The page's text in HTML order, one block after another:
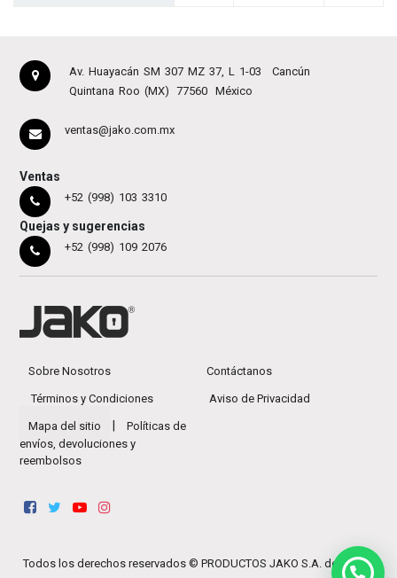
Av. Huayacán SM 307 MZ 37, L 1-03
Cancún
Quintana Roo (MX)
77560 México
ventas@jako.com.mx
Ventas
+52 (998) 103 3310
Quejas y sugerencias
+52 (998) 109 2076
Sobre Nosotros Contáctanos
Términos y Condiciones Aviso de Privacidad
Mapa del sitio
Políticas de
envíos, devoluciones y
reembolsos
Todos los derechos reservados © PRODUCTOS JAKO S.A. de C.V.